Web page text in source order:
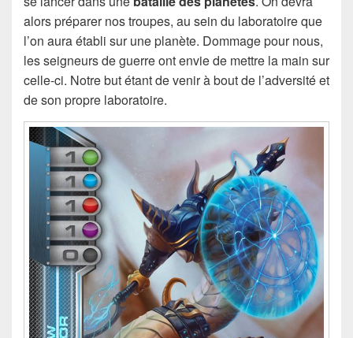
alors préparer nos troupes, au sein du laboratoire que
l’on aura établi sur une planète. Dommage pour nous,
les seigneurs de guerre ont envie de mettre la main sur
celle-ci. Notre but étant de venir à bout de l’adversité et
de son propre laboratoire.